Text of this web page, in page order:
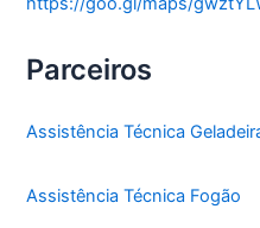
Parceiros
Assistência Técnica
Assistência Técnica Fogão